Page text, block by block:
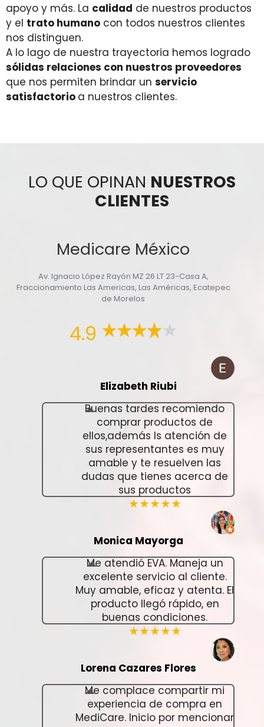
apoyo y más. La calidad de nuestros productos
y el trato humano con todos nuestros clientes
nos distinguen.
A lo lago de nuestra trayectoria hemos logrado
sólidas relaciones con nuestros proveedores
que nos permiten brindar un servicio
satisfactorio a nuestros clientes.
LO QUE OPINAN NUESTROS
CLIENTES
Medicare México
Av. Ignacio López Rayón MZ 26 LT 23-Casa A,
Fraccionamiento Las Americas, Las Américas, Ecatepec
de Morelos
4.9
Elizabeth Riubi
Buenas tardes recomiendo
comprar productos de
ellos,además ls atención de
sus representantes es muy
amable y te resuelven las
dudas que tienes acerca de
sus productos
★★★★★
Monica Mayorga
Me atendió EVA. Maneja un
excelente servicio al cliente.
Muy amable, eficaz y atenta. El
producto llegó rápido, en
buenas condiciones.
★★★★★
Lorena Cazares Flores
Me complace compartir mi
experiencia de compra en
MediCare. Inicio por mencionar